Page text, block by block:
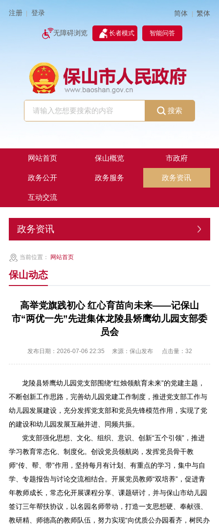
注册 登录 简体 | 繁体
无障碍浏览 长者模式 智能问答
搜索
网站首页 保山概览 市政府
政务公开 政务服务 政务资讯
互动交流
政务资讯
当前位置： 网站首页
保山动态
高举党旗践初心 红心育苗向未来——记保山
市“两优一先”先进集体龙陵县矫鹰幼儿园支部委
员会
发布日期：2026-07-06 22:35 来源：保山发布 点击量： 32
龙陵县矫鹰幼儿园党支部围绕“红烛领航育未来”的党建主题，
不断创新工作思路，完善幼儿园党建工作制度，推进党支部工作与
幼儿园发展建设，充分发挥党支部和党员先锋模范作用，实现了党
的建设和幼儿园发展互融并进、同频共振。
党支部强化思想、文化、组织、意识、创新“五个引领”，推进
学习教育常态化、制度化。创设党员领航岗，发挥党员骨干教
师“传、帮、带”作用，坚持每月有计划、有重点的学习，集中与自
学、专题报告与讨论交流相结合。开展党员教师“双培养”，促进青
年教师成长，常态化开展课程分享、课题研讨，并与保山市幼儿园
签订三年帮扶协议，以名园名师带动，打造一支思想硬、奉献强、
教研精、师德高的教师队伍，努力实现“向优质公办园看齐，树民办